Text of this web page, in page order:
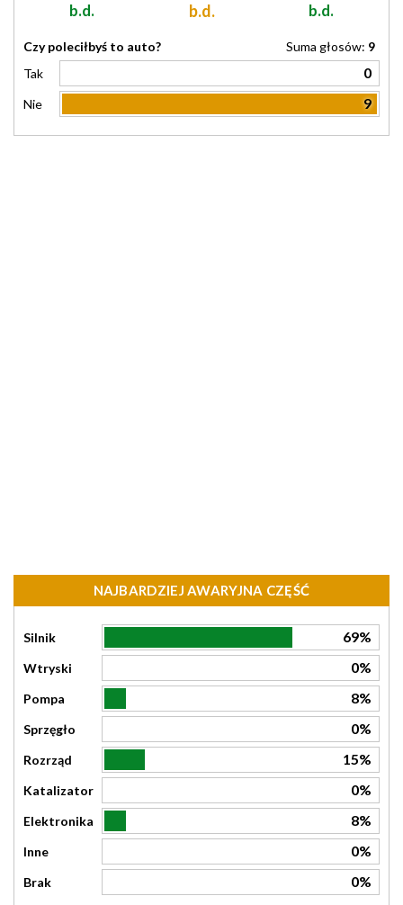
b.d. b.d. b.d.
Czy poleciłbyś to auto? Suma głosów: 9
Tak
0
Nie 9
NAJBARDZIEJ AWARYJNA CZĘŚĆ
Silnik 69%
Wtryski 0%
Pompa 8%
Sprzęgło 0%
Rozrząd 15%
Katalizator 0%
Elektronika 8%
Inne 0%
Brak 0%